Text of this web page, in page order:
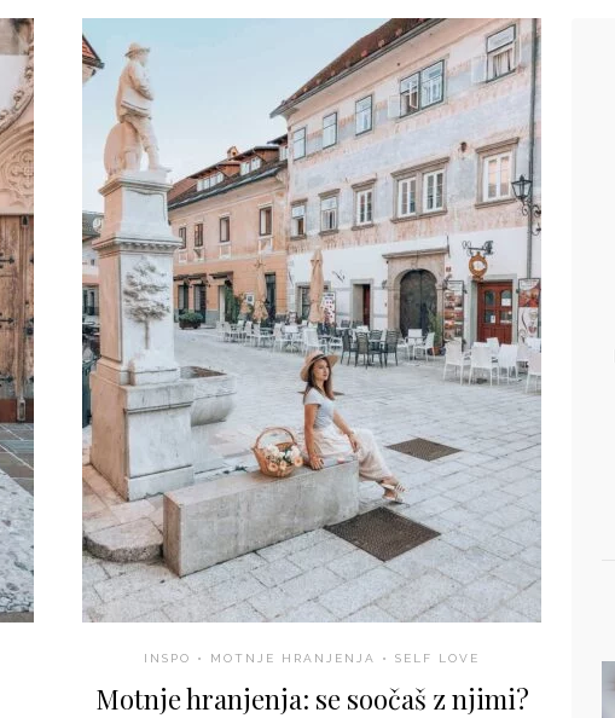
INSPO • MOTNJE HRANJENJA • SELF LOVE
Motnje hranjenja: se soočaš z njimi?